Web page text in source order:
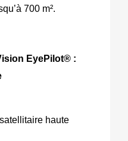
700 m².
EyePilot® :
haute